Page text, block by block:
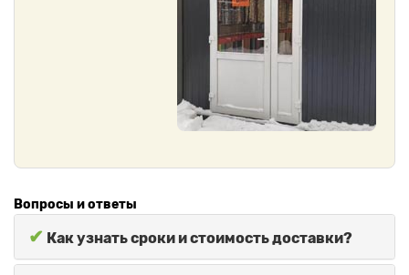
Вопросы и ответы
✔ Как узнать сроки и стоимость доставки?